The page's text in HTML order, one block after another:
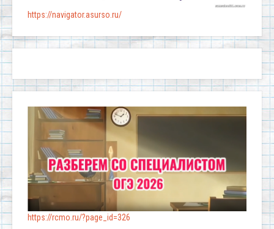
https://navigator.asurso.ru/
https://rcmo.ru/?page_id=326